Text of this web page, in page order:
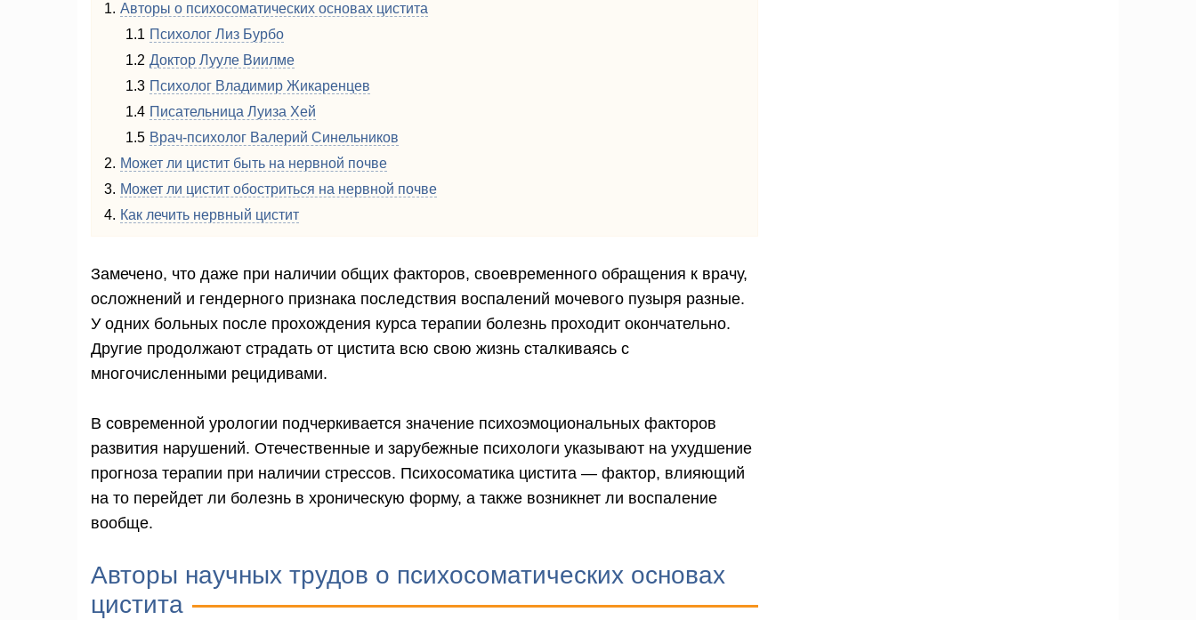
Авторы о психосоматических основах цистита
Психолог Лиз Бурбо
Доктор Лууле Виилме
Психолог Владимир Жикаренцев
Писательница Луиза Хей
Врач-психолог Валерий Синельников
Может ли цистит быть на нервной почве
Может ли цистит обостриться на нервной почве
Как лечить нервный цистит
Замечено, что даже при наличии общих факторов, своевременного обращения к врачу,
осложнений и гендерного признака последствия воспалений мочевого пузыря разные.
У одних больных после прохождения курса терапии болезнь проходит окончательно.
Другие продолжают страдать от цистита всю свою жизнь сталкиваясь с
многочисленными рецидивами.
В современной урологии подчеркивается значение психоэмоциональных факторов
развития нарушений. Отечественные и зарубежные психологи указывают на ухудшение
прогноза терапии при наличии стрессов. Психосоматика цистита — фактор, влияющий
на то перейдет ли болезнь в хроническую форму, а также возникнет ли воспаление
вообще.
Авторы научных трудов о психосоматических основах
цистита